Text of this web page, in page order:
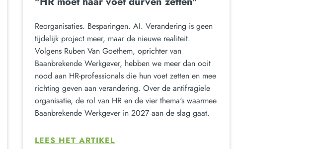
Reorganisaties. Besparingen. AI. Verandering is geen
tijdelijk project meer, maar de nieuwe realiteit.
Volgens Ruben Van Goethem, oprichter van
Baanbrekende Werkgever, hebben we meer dan ooit
nood aan HR-professionals die hun voet zetten en mee
richting geven aan verandering. Over de antifragiele
organisatie, de rol van HR en de vier thema's waarmee
Baanbrekende Werkgever in 2027 aan de slag gaat.
LEES HET ARTIKEL